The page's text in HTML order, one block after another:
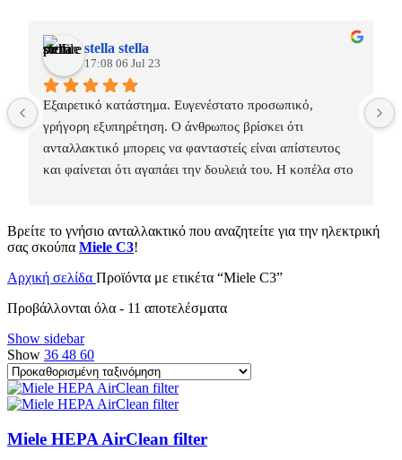
stella stella
17:08 06 Jul 23
Εξαιρετικό κατάστημα. Ευγενέστατο προσωπικό,
γρήγορη εξυπηρέτηση. Ο άνθρωπος βρίσκει ότι
ανταλλακτικό μπορεις να φανταστείς είναι απίστευτος
και φαίνεται ότι αγαπάει την δουλειά του. Η κοπέλα στο
Βρείτε το γνήσιο ανταλλακτικό που αναζητείτε για την ηλεκτρική
σας σκούπα Miele C3!
Αρχική σελίδα Προϊόντα με ετικέτα “Miele C3”
Προβάλλονται όλα - 11 αποτελέσματα
Show sidebar
Show 36 48 60
Miele HEPA AirClean filter